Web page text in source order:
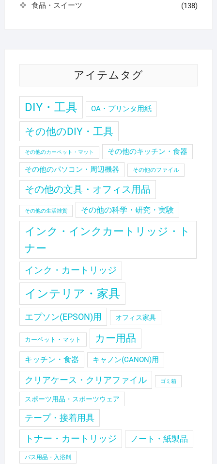
食品・スイーツ (138)
アイテムタグ
DIY・工具 OA・プリンタ用紙
その他のDIY・工具
その他のカーペット・マット その他のキッチン・食器
その他のパソコン・周辺機器 その他のファイル
その他の文具・オフィス用品
その他の生活雑貨 その他の科学・研究・実験
インク・インクカートリッジ・ト
ナー
インク・カートリッジ
インテリア・家具
エプソン(EPSON)用 オフィス家具
カーペット・マット カー用品
キッチン・食器 キャノン(CANON)用
クリアケース・クリアファイル ゴミ箱
スポーツ用品・スポーツウェア
テープ・接着用具
トナー・カートリッジ ノート・紙製品
バス用品・入浴剤